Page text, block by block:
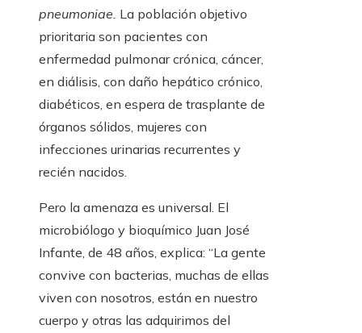
pneumoniae. La población objetivo
prioritaria son pacientes con
enfermedad pulmonar crónica, cáncer,
en diálisis, con daño hepático crónico,
diabéticos, en espera de trasplante de
órganos sólidos, mujeres con
infecciones urinarias recurrentes y
recién nacidos.
Pero la amenaza es universal. El
microbiólogo y bioquímico Juan José
Infante, de 48 años, explica: “La gente
convive con bacterias, muchas de ellas
viven con nosotros, están en nuestro
cuerpo y otras las adquirimos del